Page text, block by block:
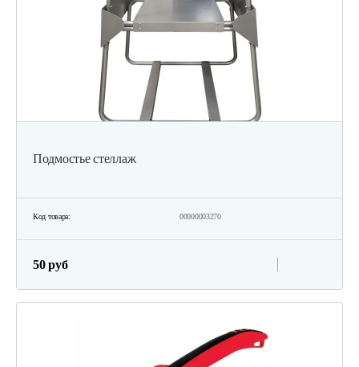
Подмостье стеллаж
Код товара: 00000003270
50 руб